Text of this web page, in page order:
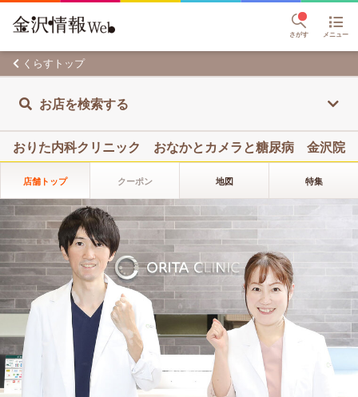
さがす メニュー
くらすトップ
お店を検索する
おりた内科クリニック おなかとカメラと糖尿病 金沢院
店舗トップ クーポン 地図 特集